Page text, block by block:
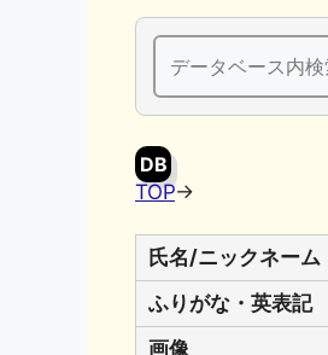
検
索:
DB
TOP→
氏名/ニックネーム
ふりがな・英表記
画像